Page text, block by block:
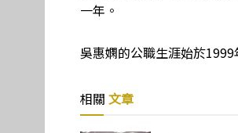
一年。
吳惠嫻的公職生涯始於
相關 文章